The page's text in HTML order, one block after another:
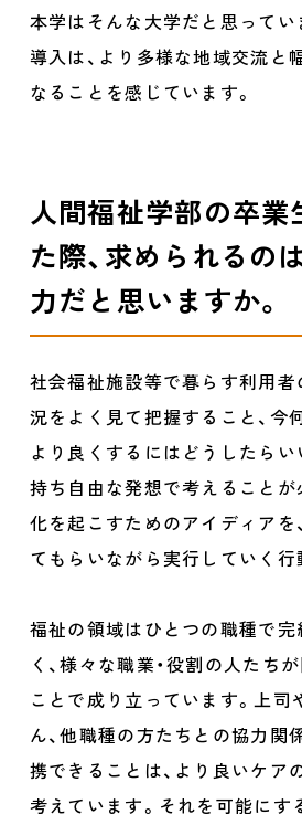
本学はそんな大学だと思ってい
導入は、より多様な地域交流と
なることを感じています。
人間福祉学部の卒業
た際、求められるの
力だと思いますか。
社会福祉施設等で暮らす利用
況をよく見て把握すること、今
より良くするにはどうしたらい
持ち自由な発想で考えることが
化を起こすためのアイディアを
てもらいながら実行していく行
福祉の領域はひとつの職種で
く、様々な職業・役割の人たち
ことで成り立っています。上司
ん、他職種の方たちとの協力関
携できることは、より良いケア
考えています。それを可能にす